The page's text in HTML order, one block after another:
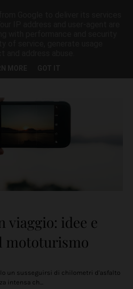
viaggio: idee e
mototurismo
un susseguirsi di chilometri d'asfalto
intensa ch…